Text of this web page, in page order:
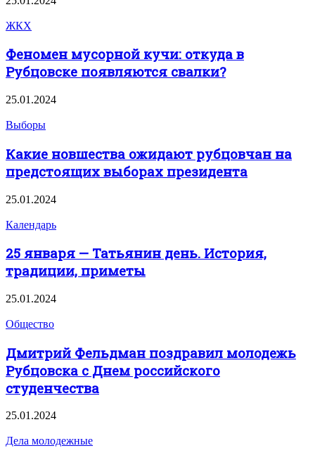
ЖКХ
Феномен мусорной кучи: откуда в
Рубцовске появляются свалки?
25.01.2024
Выборы
Какие новшества ожидают рубцовчан на
предстоящих выборах президента
25.01.2024
Календарь
25 января — Татьянин день. История,
традиции, приметы
25.01.2024
Общество
Дмитрий Фельдман поздравил молодежь
Рубцовска с Днем российского
студенчества
25.01.2024
Дела молодежные